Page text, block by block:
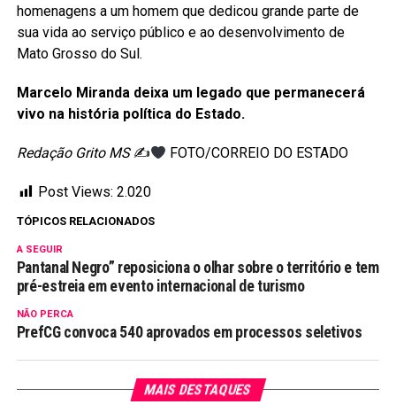
homenagens a um homem que dedicou grande parte de
sua vida ao serviço público e ao desenvolvimento de
Mato Grosso do Sul.
Marcelo Miranda deixa um legado que permanecerá
vivo na história política do Estado.
Redação Grito MS✍ FOTO/CORREIO DO ESTADO
Post Views: 2.020
TÓPICOS RELACIONADOS
A SEGUIR
Pantanal Negro” reposiciona o olhar sobre o território e tem
pré-estreia em evento internacional de turismo
NÃO PERCA
PrefCG convoca 540 aprovados em processos seletivos
MAIS DESTAQUES